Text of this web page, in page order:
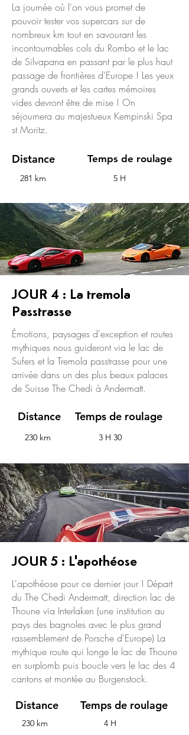
JOUR 4 : La tremola
Passtrasse
Émotions, paysages d'exception et routes
mythiques nous guideront via le lac de
Sufers et la Tremola passtrasse pour une
arrivée dans un des plus beaux palaces
de Suisse The Chedi à Andermatt.
Distance
230 km
Temps de roulage
3 H 30
La journée où l'on vous promet de
pouvoir tester vos supercars sur de
nombreux km tout en savourant les
incontournables cols du Rombo et le lac
de Silvapana en passant par le plus haut
passage de frontières d'Europe ! Les yeux
grands ouverts et les cartes mémoires
vides devront être de mise ! On
séjournera au majestueux Kempinski Spa
st Moritz.
Distance Temps de roulage
281 km 5 H
JOUR 5 : L'apothéose
L'apothéose pour ce dernier jour ! Départ
du The Chedi Andermatt, direction lac de
Thoune via Interlaken (une institution au
pays des bagnoles avec le plus grand
rassemblement de Porsche d'Europe) La
mythique route qui longe le lac de Thoune
en surplomb puis boucle vers le lac des 4
cantons et montée au Burgenstock.
Distance
230 km
Temps de roulage
4 H